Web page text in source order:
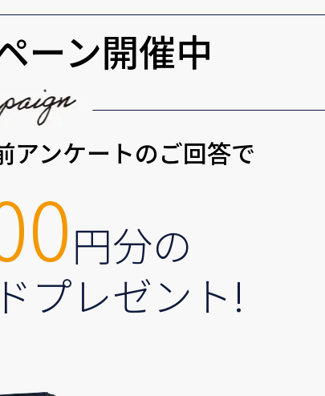
ーン開催中
アンケートのご回答で
円分の
プレゼント!